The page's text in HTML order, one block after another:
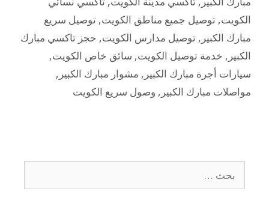
الكويت, توصيل جميع مناطق الكويت, توصيل سريع
مبارك الكبير , توصيل مدارس الكويت, حجز تاكسي مبارك
الكبير , خدمة توصيل الكويت, سائق خاص الكويت,
سيارات أجرة مبارك الكبير , مشوار مبارك الكبير ,
مواصلات مبارك الكبير , وصول سريع الكويت